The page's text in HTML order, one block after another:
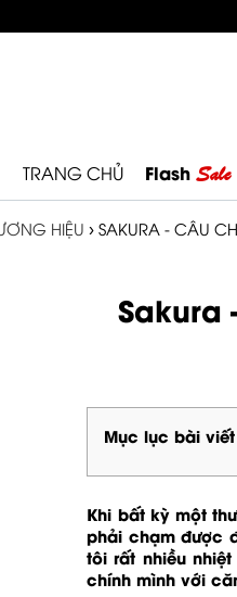
TRANG CHỦ Flash Sale
HIỆU › SAKURA - CÂU
Sakura
Mục lục bài viết
Khi bất kỳ một
phải chạm được
tôi rất nhiều
chính mình với